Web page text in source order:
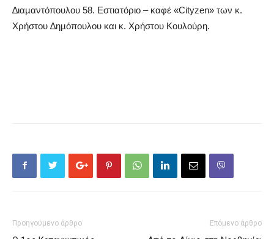
∆ιαµαντόπουλου 58. Εστιατόριο – καφέ «Cityzen» των κ.
Χρήστου ∆ηµόπουλου και κ. Χρήστου Κουλούρη.
Προηγούμενο άρθρο Επόμενο άρθρο